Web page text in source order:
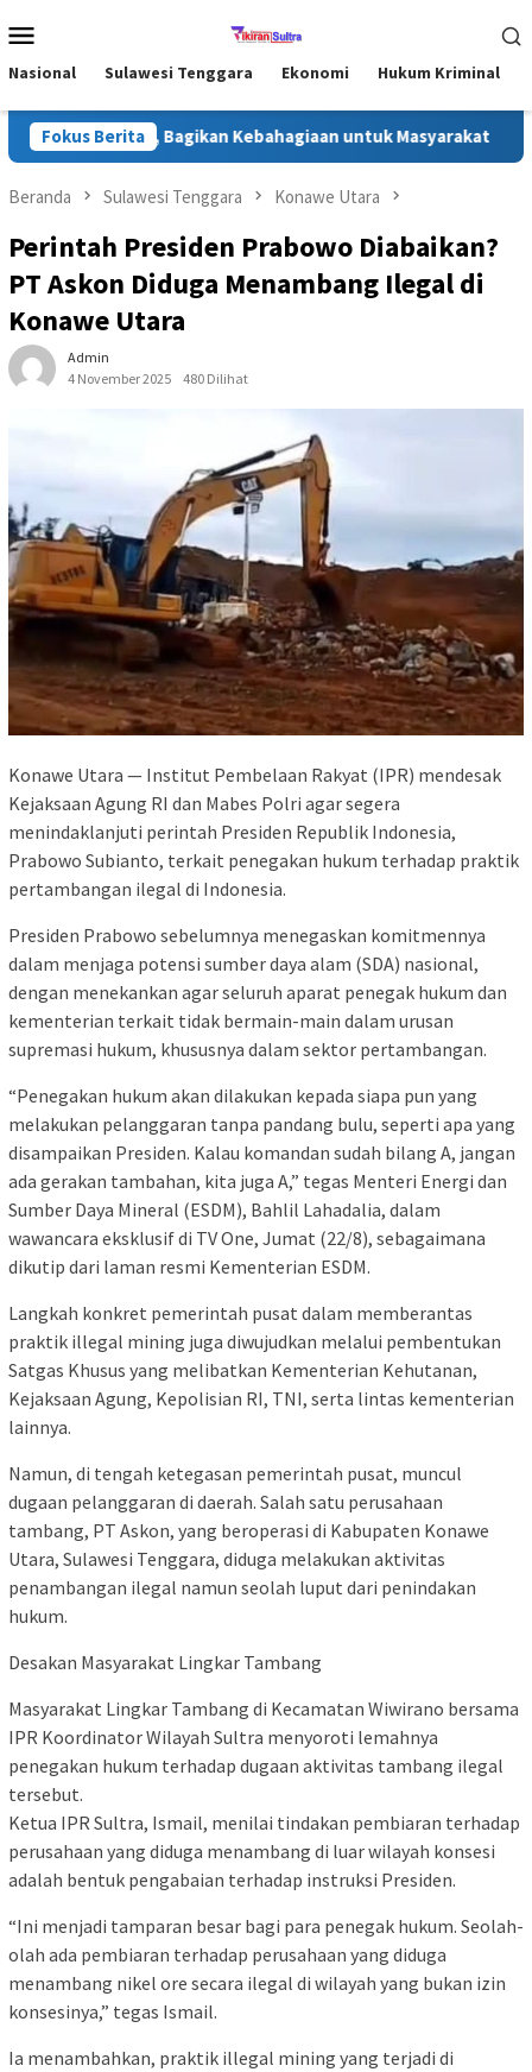
ke
Mobile
Nasional Sulawesi Tenggara Ekonomi Hukum Kriminal
Fokus Berita
Utara, Bagikan Kebahagiaan untuk Masyarakat
Beranda Sulawesi Tenggara Konawe Utara
Perintah Presiden Prabowo Diabaikan?
PT Askon Diduga Menambang Ilegal di
Konawe Utara
Admin
4 November 2025
480 Dilihat
Konawe Utara — Institut Pembelaan Rakyat (IPR) mendesak
Kejaksaan Agung RI dan Mabes Polri agar segera
menindaklanjuti perintah Presiden Republik Indonesia,
Prabowo Subianto, terkait penegakan hukum terhadap praktik
pertambangan ilegal di Indonesia.
Presiden Prabowo sebelumnya menegaskan komitmennya
dalam menjaga potensi sumber daya alam (SDA) nasional,
dengan menekankan agar seluruh aparat penegak hukum dan
kementerian terkait tidak bermain-main dalam urusan
supremasi hukum, khususnya dalam sektor pertambangan.
“Penegakan hukum akan dilakukan kepada siapa pun yang
melakukan pelanggaran tanpa pandang bulu, seperti apa yang
disampaikan Presiden. Kalau komandan sudah bilang A, jangan
ada gerakan tambahan, kita juga A,” tegas Menteri Energi dan
Sumber Daya Mineral (ESDM), Bahlil Lahadalia, dalam
wawancara eksklusif di TV One, Jumat (22/8), sebagaimana
dikutip dari laman resmi Kementerian ESDM.
Langkah konkret pemerintah pusat dalam memberantas
praktik illegal mining juga diwujudkan melalui pembentukan
Satgas Khusus yang melibatkan Kementerian Kehutanan,
Kejaksaan Agung, Kepolisian RI, TNI, serta lintas kementerian
lainnya.
Namun, di tengah ketegasan pemerintah pusat, muncul
dugaan pelanggaran di daerah. Salah satu perusahaan
tambang, PT Askon, yang beroperasi di Kabupaten Konawe
Utara, Sulawesi Tenggara, diduga melakukan aktivitas
penambangan ilegal namun seolah luput dari penindakan
hukum.
Desakan Masyarakat Lingkar Tambang
Masyarakat Lingkar Tambang di Kecamatan Wiwirano bersama
IPR Koordinator Wilayah Sultra menyoroti lemahnya
penegakan hukum terhadap dugaan aktivitas tambang ilegal
tersebut.
Ketua IPR Sultra, Ismail, menilai tindakan pembiaran terhadap
perusahaan yang diduga menambang di luar wilayah konsesi
adalah bentuk pengabaian terhadap instruksi Presiden.
“Ini menjadi tamparan besar bagi para penegak hukum. Seolah-
olah ada pembiaran terhadap perusahaan yang diduga
menambang nikel ore secara ilegal di wilayah yang bukan izin
konsesinya,” tegas Ismail.
Ia menambahkan, praktik illegal mining yang terjadi di